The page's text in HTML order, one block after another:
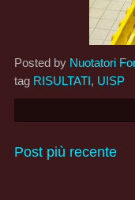
Posted by Nuotatori
tag RISULTATI, UISP
Post più recente